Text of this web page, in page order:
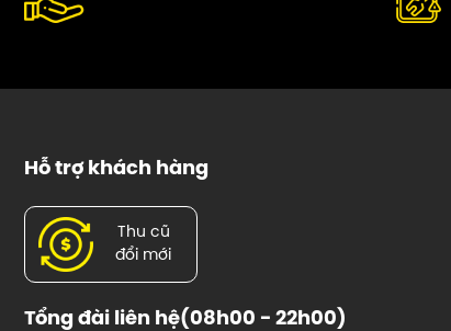
Hỗ trợ khách hàng
Thu cũ
đổi mới
Tổng đài liên hệ(08h00 - 22h00)